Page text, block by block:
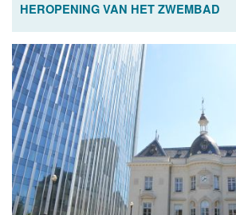
HEROPENING VAN HET ZWEMBAD